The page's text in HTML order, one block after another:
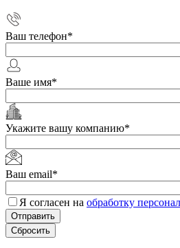
Ваш телефон*
Ваше имя*
Укажите вашу компанию*
Ваш email*
Я согласен на обработку